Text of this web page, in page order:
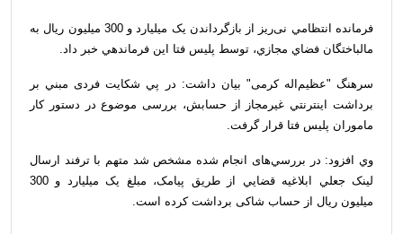
فرمانده انتظامي نی‌ریز از بازگرداندن یک میلیارد و 300 ميليون ريال به
مالباختگان فضاي مجازي، توسط پليس فتا اين فرماندهي خبر داد.
سرهنگ "عظیم‌اله کرمی" بيان داشت: در پي شکايت فردی مبني بر
برداشت اينترنتي غيرمجاز از حسابش، بررسی موضوع در دستور کار
ماموران پليس فتا قرار گرفت.
وي افزود: در بررسي‌های انجام شده مشخص شد متهم با ترفند ارسال
لينک جعلي ابلاغيه قضایي از طريق پيامک، مبلغ یک میلیارد و 300
ميليون ريال از حساب شاکی برداشت کرده است.